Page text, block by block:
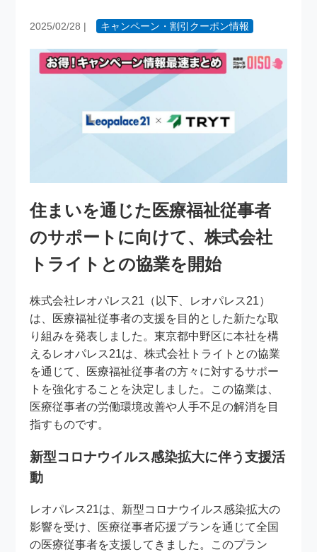
2025/02/28 | キャンペーン・割引クーポン情報
住まいを通じた医療福祉従事者
のサポートに向けて、株式会社
トライトとの協業を開始
株式会社レオパレス21（以下、レオパレス21）
は、医療福祉従事者の支援を目的とした新たな取
り組みを発表しました。東京都中野区に本社を構
えるレオパレス21は、株式会社トライトとの協業
を通じて、医療福祉従事者の方々に対するサポー
トを強化することを決定しました。この協業は、
医療従事者の労働環境改善や人手不足の解消を目
指すものです。
新型コロナウイルス感染拡大に伴う支援活
動
レオパレス21は、新型コロナウイルス感染拡大の
影響を受け、医療従事者応援プランを通じて全国
の医療従事者を支援してきました。このプラン